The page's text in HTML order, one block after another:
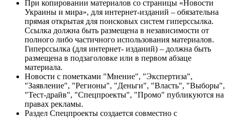
При копировании материалов со страницы «Новости
Украины и мира», для интернет-изданий – обязательна
прямая открытая для поисковых систем гиперссылка.
Ссылка должна быть размещена в независимости от
полного либо частичного использования материалов.
Гиперссылка (для интернет- изданий) – должна быть
размещена в подзаголовке или в первом абзаце
материала.
Новости с пометками "Мнение", "Экспертиза",
"Заявление", "Регионы", "Деньги", "Власть", "Выборы",
"Тест-драйв", "Спецпроекты", "Промо" публикуются на
правах рекламы.
Раздел Спецпроекты создается совместно с